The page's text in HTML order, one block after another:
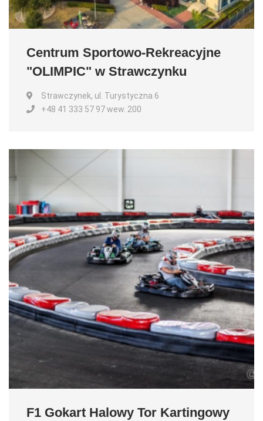
Centrum Sportowo-Rekreacyjne
"OLIMPIC" w Strawczynku
Strawczynek, ul. Turystyczna 6
+48 41 333 57 97 wew. 200
F1 Gokart Halowy Tor Kartingowy